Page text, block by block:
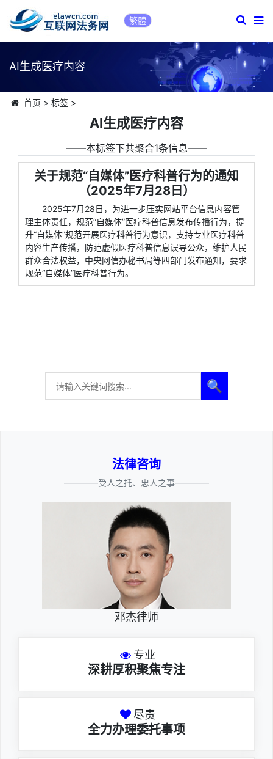
繁體
AI生成医疗内容
首页 > 标签>
AI生成医疗内容
――本标签下共聚合1条信息――
关于规范“自媒体”医疗科普行为的通知
（2025年7月28日）
2025年7月28日，为进一步压实网站平台信息内容管
理主体责任，规范“自媒体”医疗科普信息发布传播行为，提
升“自媒体”规范开展医疗科普行为意识，支持专业医疗科普
内容生产传播，防范虚假医疗科普信息误导公众，维护人民
群众合法权益，中央网信办秘书局等四部门发布通知，要求
规范“自媒体”医疗科普行为。
🔍
法律咨询
————受人之托、忠人之事————
邓杰律师
专业
深耕厚积聚焦专注
尽责
全力办理委托事项